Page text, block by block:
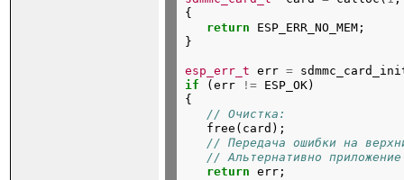
{
return ESP_ERR_NO_MEM;
}
esp_err_t err =
if (err != ESP_OK)
{
// Очистка:
   free(card);
// Передача ошибки на
// Альтернативно
return err;